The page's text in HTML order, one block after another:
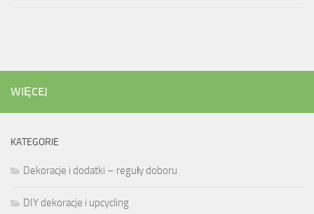
WIĘCEJ
KATEGORIE
Dekoracje i dodatki – reguły doboru
DIY dekoracje i upcycling